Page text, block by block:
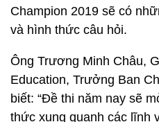
Champion 2019 sẽ có
và hình thức câu hỏi.
Ông Trương Minh Châu,
Education, Trưởng Ban
biết: “Đề thi năm nay sẽ
thức xung quanh các lĩnh